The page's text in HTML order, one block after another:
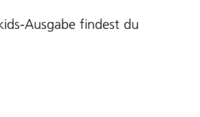
Ausgabe findest du